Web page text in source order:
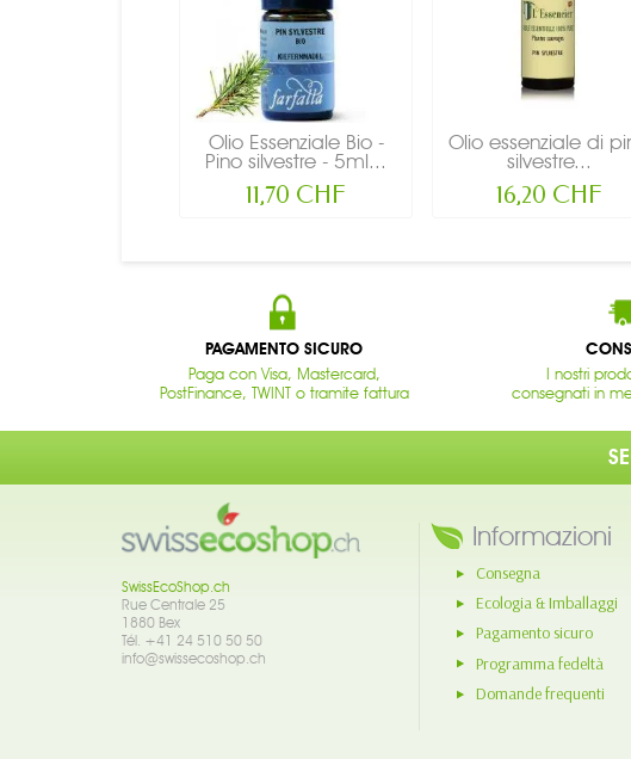
Olio Essenziale Bio -
Pino silvestre - 5ml...
11,70 CHF
Olio essenziale di
silvestre...
16,20 CHF
PAGAMENTO SICURO
Paga con Visa, Mastercard,
PostFinance, TWINT o tramite fattura
I nostri
consegnati in
SwissEcoShop.ch
Rue Centrale 25
1880 Bex
Tél. +41 24 510 50 50
info@swissecoshop.ch
Informazioni
Consegna
Ecologia & Imballaggi
Pagamento sicuro
Programma fedeltà
Domande frequenti